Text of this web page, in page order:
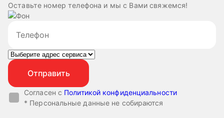
Оставьте номер телефона и мы с Вами свяжемся!
Согласен с Политикой конфиденциальности
* Персональные данные не собираются